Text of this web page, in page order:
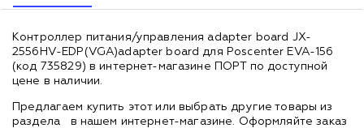
Контроллер питания/управления adapter board JX-
2556HV-EDP(VGA)adapter board для Poscenter EVA-156
(код 735829) в интернет-магазине ПОРТ по доступной
цене в наличии.
Предлагаем купить этот или выбрать другие товары из
раздела
в нашем интернет-магазине. Оформляйте заказ